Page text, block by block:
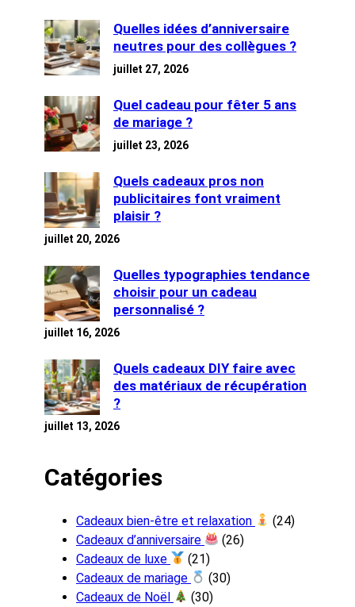
Quelles idées d’anniversaire
neutres pour des collègues ?
juillet 27, 2026
Quel cadeau pour fêter 5 ans
de mariage ?
juillet 23, 2026
Quels cadeaux pros non
publicitaires font vraiment
plaisir ?
juillet 20, 2026
Quelles typographies tendance
choisir pour un cadeau
personnalisé ?
juillet 16, 2026
Quels cadeaux DIY faire avec
des matériaux de récupération
?
juillet 13, 2026
Catégories
Cadeaux bien-être et relaxation
(24)
Cadeaux d’anniversaire
(26)
Cadeaux de luxe
(21)
Cadeaux de mariage
(30)
Cadeaux de Noël
(30)